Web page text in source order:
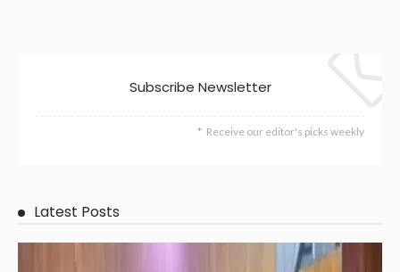
Subscribe Newsletter
Receive our editor's picks weekly
Latest Posts